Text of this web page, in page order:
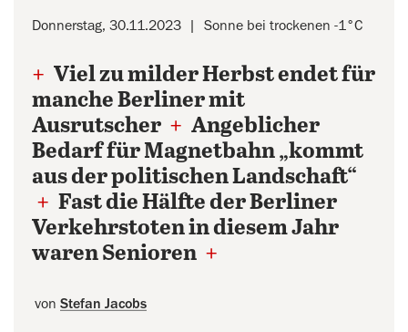
Donnerstag, 30.11.2023 Sonne bei trockenen -1°C
+ Viel zu milder Herbst endet für
manche Berliner mit
Ausrutscher + Angeblicher
Bedarf für Magnetbahn „kommt
aus der politischen Landschaft“
+ Fast die Hälfte der Berliner
Verkehrstoten in diesem Jahr
waren Senioren +
von Stefan Jacobs